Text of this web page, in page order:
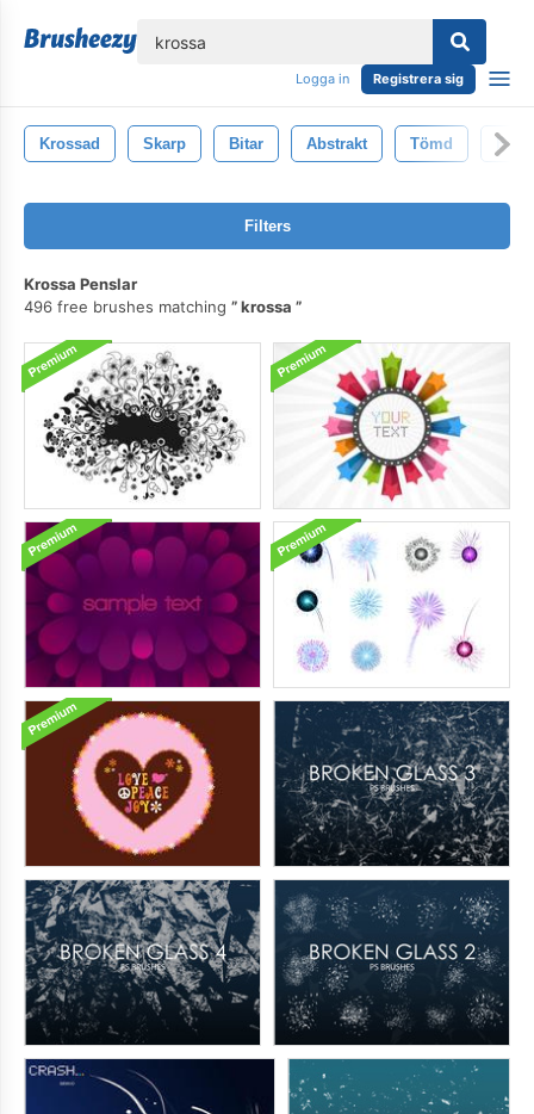
Logga in Registrera sig
Krossad Skarp Bitar Abstrakt Tömd Fara
Filters
Krossa Penslar
496 free brushes matching
krossa